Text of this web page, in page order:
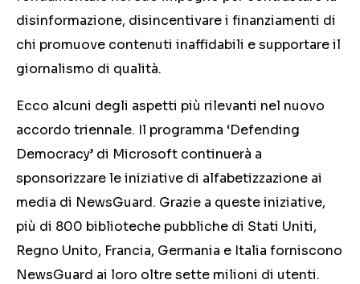
disinformazione, disincentivare i finanziamenti di
chi promuove contenuti inaffidabili e supportare il
giornalismo di qualità.
Ecco alcuni degli aspetti più rilevanti nel nuovo
accordo triennale. Il programma ‘Defending
Democracy’ di Microsoft continuerà a
sponsorizzare le iniziative di alfabetizzazione ai
media di NewsGuard. Grazie a queste iniziative,
più di 800 biblioteche pubbliche di Stati Uniti,
Regno Unito, Francia, Germania e Italia forniscono
NewsGuard ai loro oltre sette milioni di utenti.